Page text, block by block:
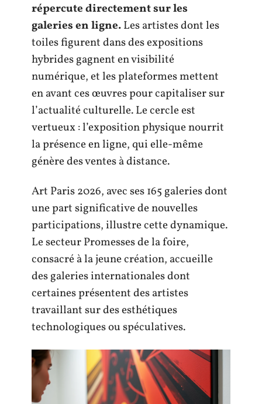
répercute directement sur les
galeries en ligne.Les artistes dont les
toiles figurent dans des expositions
hybrides gagnent en visibilité
numérique, et les plateformes mettent
en avant ces œuvres pour capitaliser sur
l’actualité culturelle. Le cercle est
vertueux : l’exposition physique nourrit
la présence en ligne, qui elle-même
génère des ventes à distance.
Art Paris 2026, avec ses 165 galeries dont
une part significative de nouvelles
participations, illustre cette dynamique.
Le secteur Promesses de la foire,
consacré à la jeune création, accueille
des galeries internationales dont
certaines présentent des artistes
travaillant sur des esthétiques
technologiques ou spéculatives.